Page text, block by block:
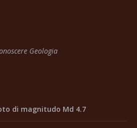
Geologia
di magnitudo Md 4.7